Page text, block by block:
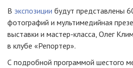
В экспозиции будут представлены
фотографий и мультимедийная
выставки и мастер-класса, Олег
в клубе «Репортер».
С подробной программой шестого